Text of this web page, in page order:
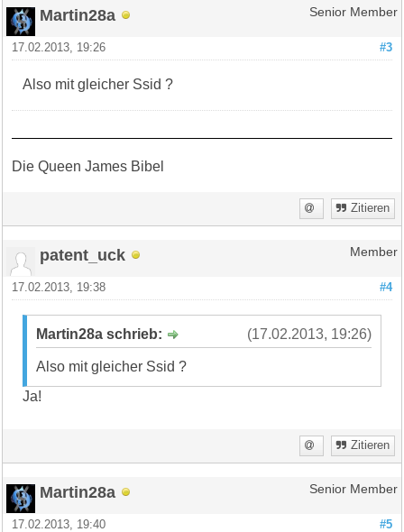
Martin28a Senior Member
#3
17.02.2013, 19:26
Also mit gleicher Ssid ?
Die Queen James Bibel
Zitieren
patent_uck Member
#4
17.02.2013, 19:38
(17.02.2013, 19:26)
Martin28a schrieb:
Also mit gleicher Ssid ?
Ja!
Zitieren
Martin28a Senior Member
#5
17.02.2013, 19:40